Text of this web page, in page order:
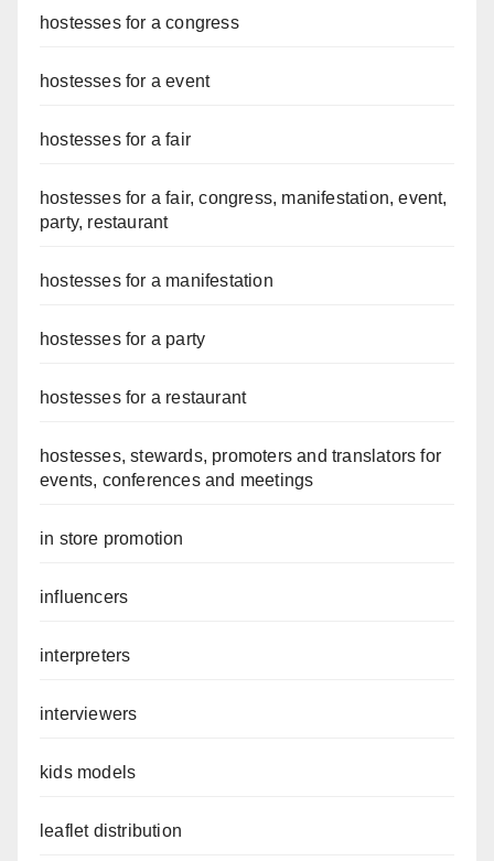
hostesses for a congress
hostesses for a event
hostesses for a fair
hostesses for a fair, congress, manifestation, event,
party, restaurant
hostesses for a manifestation
hostesses for a party
hostesses for a restaurant
hostesses, stewards, promoters and translators for
events, conferences and meetings
in store promotion
influencers
interpreters
interviewers
kids models
leaflet distribution